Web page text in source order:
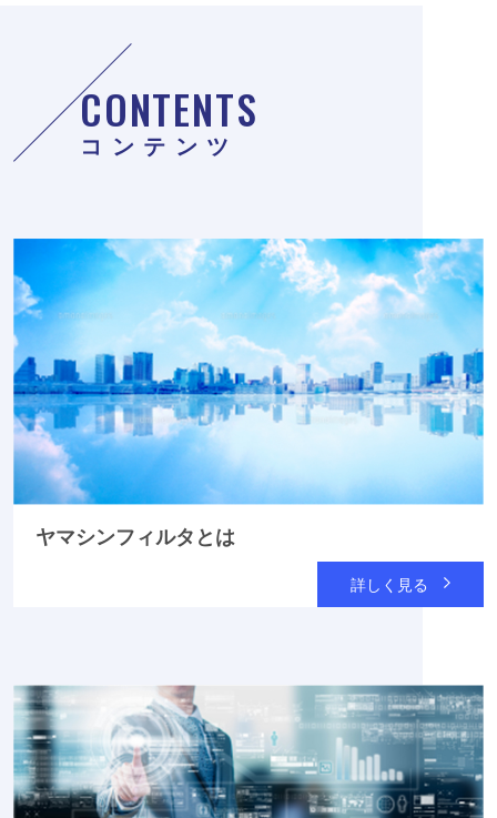
CONTENTS
コンテンツ
ヤマシンフィルタとは
詳しく見る